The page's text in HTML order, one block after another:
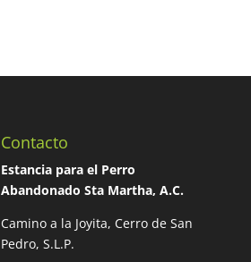
Contacto
Estancia para el Perro
Abandonado Sta Martha, A.C.
Camino a la Joyita, Cerro de San
Pedro, S.L.P.